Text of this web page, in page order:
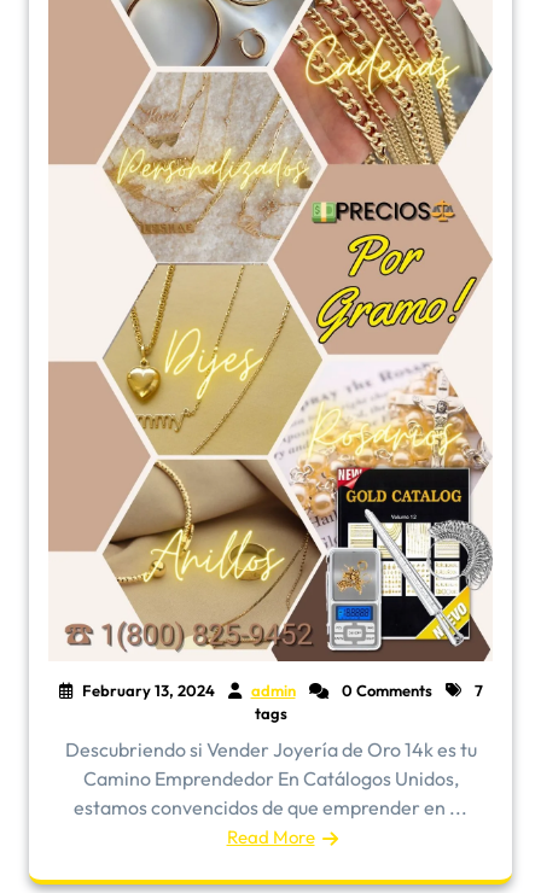
February 13, 2024 admin 0 Comments
7
tags
Descubriendo si Vender Joyería de Oro 14k es tu
Camino Emprendedor En Catálogos Unidos,
estamos convencidos de que emprender en ...
Read More